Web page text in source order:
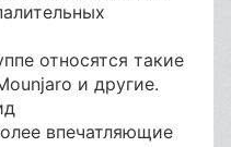
относятся такие
и другие.
впечатляющие